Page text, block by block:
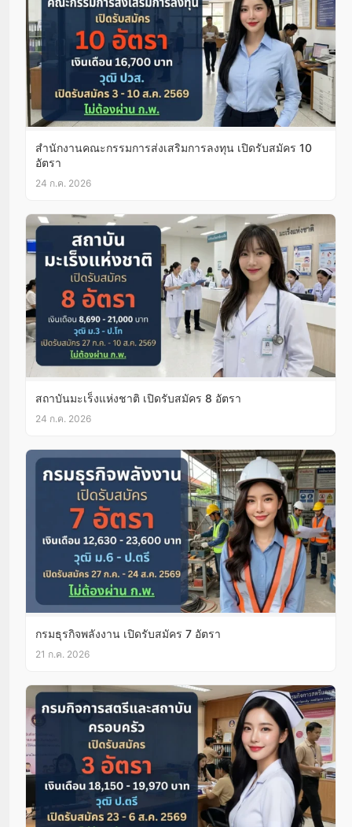
สำนักงานคณะกรรมการส่งเสริมการลงทุน เปิดรับสมัคร 10
อัตรา
24 ก.ค. 2026
สถาบันมะเร็งแห่งชาติ เปิดรับสมัคร 8 อัตรา
24 ก.ค. 2026
กรมธุรกิจพลังงาน เปิดรับสมัคร 7 อัตรา
21 ก.ค. 2026